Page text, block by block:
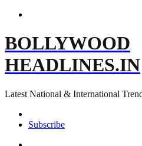
BOLLYWOOD
HEADLINES.IN
Latest National & International
Subscribe